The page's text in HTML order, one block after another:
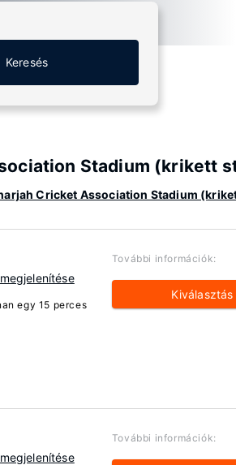
Keresés
Stadium (krikett
Cricket Association Stadium
egy 15 perces
További információk:
Kiválasztás
További információk: